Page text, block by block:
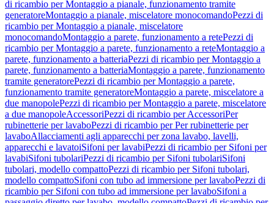
di ricambio per Montaggio a pianale, funzionamento tramite
generatoreMontaggio a pianale, miscelatore monocomandoPezzi di
ricambio per Montaggio a pianale, miscelatore
monocomandoMontaggio a parete, funzionamento a retePezzi di
ricambio per Montaggio a parete, funzionamento a reteMontaggio a
parete, funzionamento a batteriaPezzi di ricambio per Montaggio a
parete, funzionamento a batteriaMontaggio a parete, funzionamento
tramite generatorePezzi di ricambio per Montaggio a parete,
funzionamento tramite generatoreMontaggio a parete, miscelatore a
due manopolePezzi di ricambio per Montaggio a parete, miscelatore
a due manopoleAccessoriPezzi di ricambio per AccessoriPer
rubinetterie per lavaboPezzi di ricambio per Per rubinetterie per
lavaboAllacciamenti agli apparecchi per zona lavabo, lavelli,
apparecchi e lavatoiSifoni per lavabiPezzi di ricambio per Sifoni per
lavabiSifoni tubolariPezzi di ricambio per Sifoni tubolariSifoni
tubolari, modello compattoPezzi di ricambio per Sifoni tubolari,
modello compattoSifoni con tubo ad immersione per lavaboPezzi di
ricambio per Sifoni con tubo ad immersione per lavaboSifoni a